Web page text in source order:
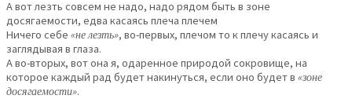
А вот лезть совсем не надо, надо рядом быть в зоне
досягаемости, едва касаясь плеча плечем
Ничего себе «не лезть», во-первых, плечом то к плечу касаясь и
заглядывая в глаза.
А во-вторых, вот она я, одаренное природой сокровище, на
которое каждый рад будет накинуться, если оно будет в «зоне
досягаемости».